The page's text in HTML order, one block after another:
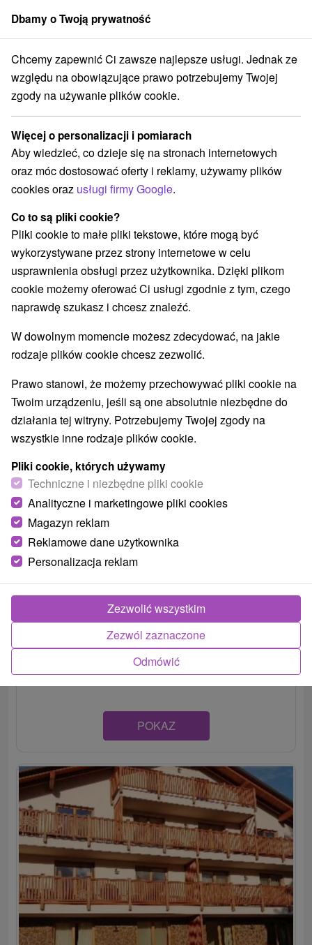
członek grupySorger
Apartmány Stredné Slovensko Žilinský kraj Dolný Kubín
Apartmány Dolný Kubín
Kategorie
Wszystkie kategorie
Hotele na Slovacji(1)
Apartmány(5) Chaty na prenájom
Penzióny (5) Ubytovne
Wybierz lokalizację lub datę
WSZYSTKO NAJTAŃSZE NAJDROŻSZE NA
Apartmán Sosna Dolný Kubín
Apartmán sa nachádza v komplexe Borovica na Orave, v
tichej zelenej lokalite v blízkosti Dolného Kubína.
POKAZ
Dbamy o Twoją prywatność
Chcemy zapewnić Ci zawsze najlepsze usługi. Jednak ze
względu na obowiązujące prawo potrzebujemy Twojej
zgody na używanie plików cookie.
Więcej o personalizacji i pomiarach
Aby wiedzieć, co dzieje się na stronach internetowych
oraz móc dostosować oferty i reklamy, używamy plików
cookies oraz usługi firmy Google.
Co to są pliki cookie?
Pliki cookie to małe pliki tekstowe, które mogą być
wykorzystywane przez strony internetowe w celu
usprawnienia obsługi przez użytkownika. Dzięki plikom
cookie możemy oferować Ci usługi zgodnie z tym, czego
naprawdę szukasz i chcesz znaleźć.
W dowolnym momencie możesz zdecydować, na jakie
rodzaje plików cookie chcesz zezwolić.
Prawo stanowi, że możemy przechowywać pliki cookie na
Twoim urządzeniu, jeśli są one absolutnie niezbędne do
działania tej witryny. Potrzebujemy Twojej zgody na
wszystkie inne rodzaje plików cookie.
Pliki cookie, których używamy
Techniczne i niezbędne pliki cookie
Analityczne i marketingowe pliki cookies
Magazyn reklam
Reklamowe dane użytkownika
Personalizacja reklam
Odmówić
Zezwól zaznaczone
Zezwolić wszystkim